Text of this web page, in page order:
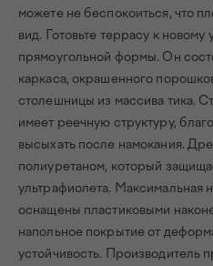
можете не беспокоиться, что
вид. Готовьте террасу к
прямоугольной формы. Он
каркаса, окрашенного
столешницы из массива тика.
имеет реечную структуру,
высыхать после намокания.
полиуретаном, который
ультрафиолета. Максимальная
оснащены пластиковыми
напольное покрытие от
устойчивость. Производитель